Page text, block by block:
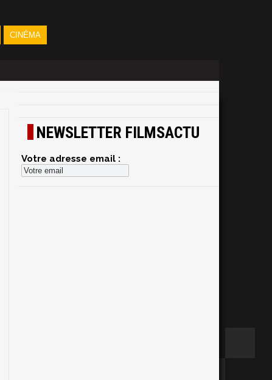
CINÉMA
NEWSLETTER FILMSACTU
Votre adresse email :